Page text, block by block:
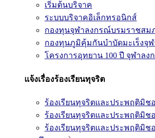
เริ่มต้นบริจาค
ระบบบริจาคอิเล็กทรอนิกส์
กองทุนจุฬาลงกรณ์บรมราชสม
กองทุนภูมิคุ้มกันบำบัดมะเร็งจุฬ
โครงการอุทยาน 100 ปี จุฬาล
แจ้งเรื่องร้องเรียนทุจริต
ร้องเรียนทุจริตและประพฤติมิช
ร้องเรียนทุจริตและประพฤติมิช
ร้องเรียนทุจริตและประพฤติมิช